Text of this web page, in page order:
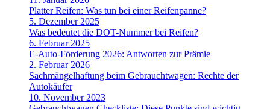
Platter Reifen: Was tun bei einer Reifenpanne?
5. Dezember 2025
Was bedeutet die DOT-Nummer bei Reifen?
6. Februar 2025
E-Auto-Förderung 2026: Antworten zur Prämie
2. Februar 2026
Sachmängelhaftung beim Gebrauchtwagen: Rechte der
Autokäufer
10. November 2023